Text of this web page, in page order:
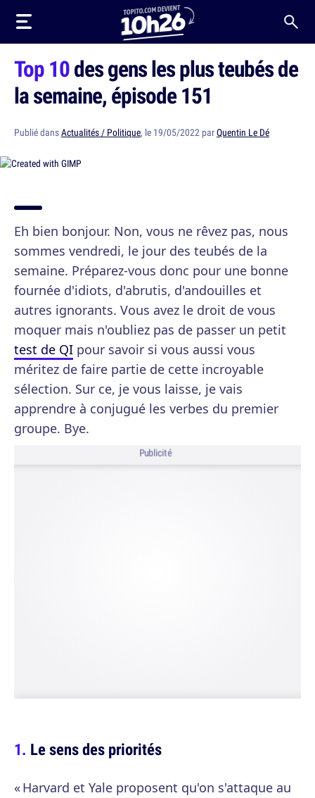
Top 10des gens les plus teubés de
la semaine, épisode 151
Publié dansActualités / Politique, le 19/05/2022 parQuentin Le Dé
Eh bien bonjour. Non, vous ne rêvez pas, nous
sommes vendredi, le jour des teubés de la
semaine. Préparez-vous donc pour une bonne
fournée d'idiots, d'abrutis, d'andouilles et
autres ignorants. Vous avez le droit de vous
moquer mais n'oubliez pas de passer un petit
test de QI pour savoir si vous aussi vous
méritez de faire partie de cette incroyable
sélection. Sur ce, je vous laisse, je vais
apprendre à conjugué les verbes du premier
groupe. Bye.
Publicité
Le sens des priorités
« Harvard et Yale proposent qu'on s'attaque au